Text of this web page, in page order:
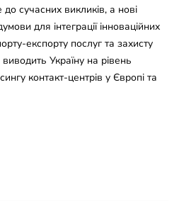
сучасних викликів, а нові
для інтеграції інноваційних
експорту послуг та захисту
виводить Україну на рівень
контакт-центрів у Європі та